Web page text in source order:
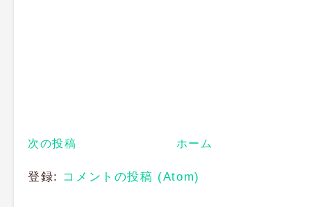
次の投稿 ホーム
登録: コメントの投稿 (Atom)